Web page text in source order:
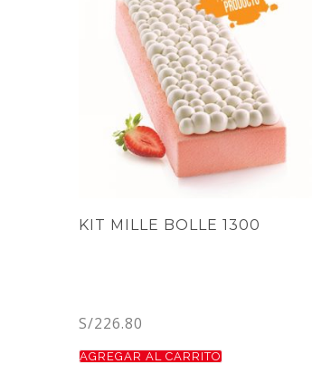
KIT MILLE BOLLE 1300
S/226.80
AGREGAR AL CARRITO